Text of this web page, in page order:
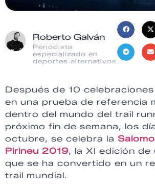
Roberto Galván
Periodista
especializado en
deportes alternativos
Después de 10
en una prueba de referencia
dentro del mundo del trail
próximo fin de semana, los
octubre, se celebra la
Pirineu 2019, la XI edición de
que se ha convertido en un
trail mundial.